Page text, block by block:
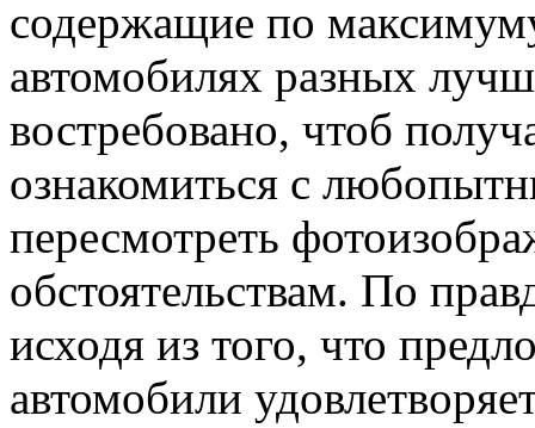
содержащие по
автомобилях разных
востребовано, чтоб
ознакомиться с
пересмотреть
обстоятельствам. По
исходя из того, что
автомобили